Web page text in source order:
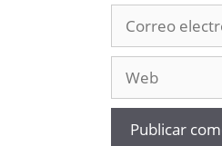
electrónico